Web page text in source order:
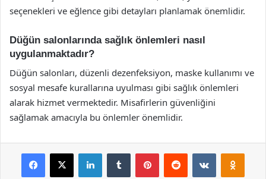
seçenekleri ve eğlence gibi detayları planlamak önemlidir.
Düğün salonlarında sağlık önlemleri nasıl
uygulanmaktadır?
Düğün salonları, düzenli dezenfeksiyon, maske kullanımı ve
sosyal mesafe kurallarına uyulması gibi sağlık önlemleri
alarak hizmet vermektedir. Misafirlerin güvenliğini
sağlamak amacıyla bu önlemler önemlidir.
Facebook
X LinkedInTumblr PinterestReddit VKontakte